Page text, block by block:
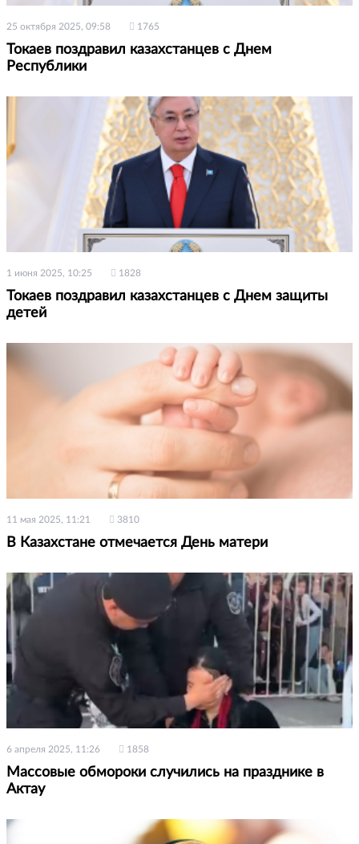
25 октября 2025, 09:58 1765
Токаев поздравил казахстанцев с Днем
Республики
1 июня 2025, 10:25 1828
Токаев поздравил казахстанцев с Днем защиты
детей
11 мая 2025, 11:21 3810
В Казахстане отмечается День матери
6 апреля 2025, 11:26 1858
Массовые обмороки случились на празднике в
Актау